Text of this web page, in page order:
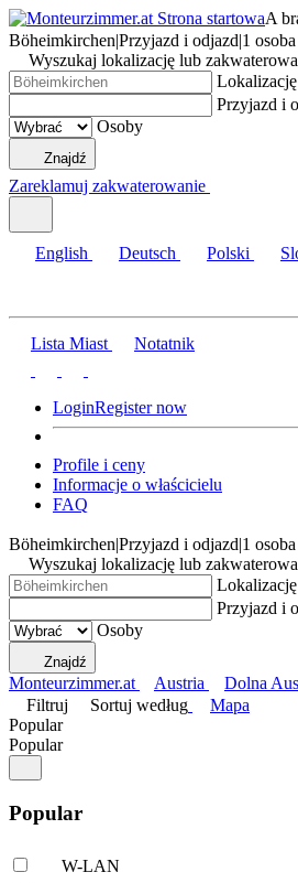
A
Böheimkirchen|Przyjazd i odjazd|1 osoba
Wyszukaj lokalizację lub
Lokalizację
Przyjazd i
Osoby
Znajdź
Zareklamuj zakwaterowanie
English Deutsch Polski
Lista Miast Notatnik
LoginRegister now
Profile i ceny
Informacje o właścicielu
FAQ
Böheimkirchen|Przyjazd i odjazd|1 osoba
Wyszukaj lokalizację lub
Lokalizację
Przyjazd i
Osoby
Znajdź
Monteurzimmer.at Austria Dolna
Filtruj
Sortuj według
Mapa
Popular
Popular
Popular
W-LAN